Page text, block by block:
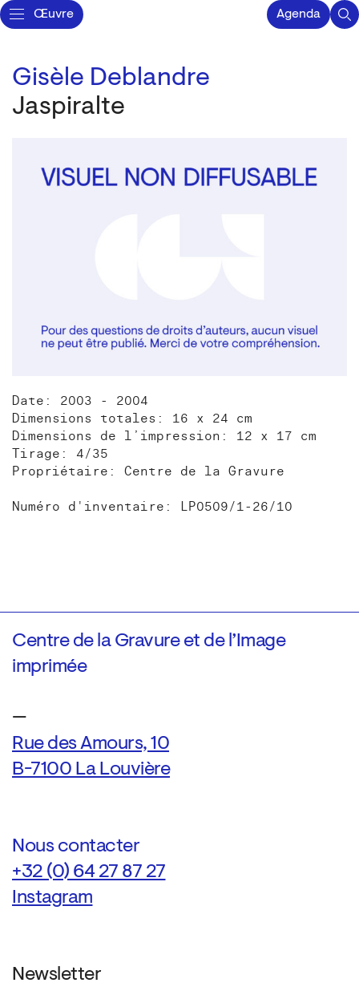
Œuvre Agenda
Gisèle Deblandre
Jaspiralte
Date: 2003 - 2004
Dimensions totales: 16 x 24 cm
Dimensions de l’impression: 12 x 17 cm
Tirage: 4/35
Propriétaire: Centre de la Gravure
Numéro d'inventaire: LP0509/1-26/10
Centre de la Gravure et de l’Image
imprimée
—
Rue des Amours, 10
B-7100 La Louvière
Nous contacter
+32 (0) 64 27 87 27
Instagram
Newsletter